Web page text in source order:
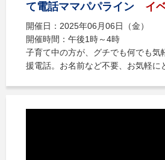
て電話ママパパライン
イ
開催日：2025年06月06日（金）
開催時間：午後1時～4時
子育て中の方が、グチでも何でも気
援電話。お名前など不要、お気軽に